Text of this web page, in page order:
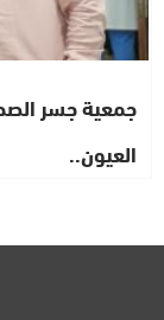
جمعية جسر
العيون..